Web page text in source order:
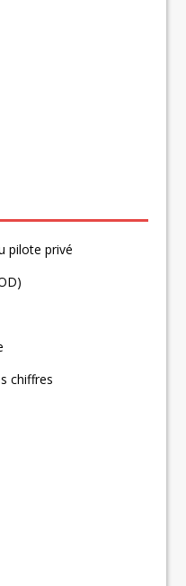
pilote privé
chiffres